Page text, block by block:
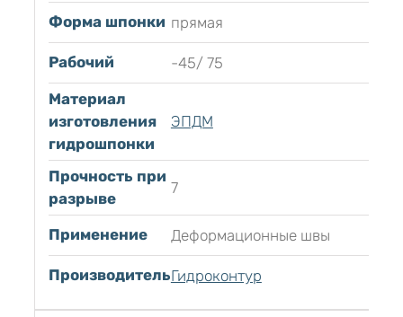
Форма шпонки прямая
Рабочий
-45/ 75
Материал
изготовления
гидрошпонки
ЭПДМ
Прочность при
разрыве
7
Применение Деформационные швы
ПроизводительГидроконтур